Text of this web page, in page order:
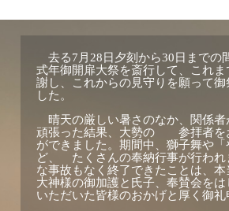
去る7月 28日夕刻から30日までの
式年御開扉大祭を斎行して、これ
謝し、これからの見守りを願って御
した。
晴天の厳しい暑さのなか、関係者
頑張った結果、大勢の 参拝者を
ができました。期間中、獅子舞や
ど、 たくさんの奉納行事が行われ
な事故もなく終了できたことは、本
大神様の御加護と氏子、奉賛会を
いただいた皆様のおかげと厚く御礼